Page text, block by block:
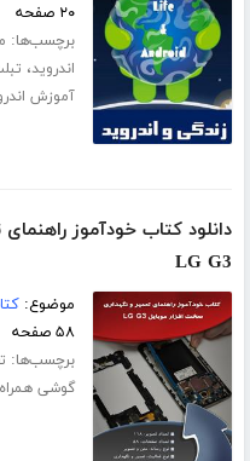
۲۰ صفحه
برچسب‌ها:
اندروید،
آموزش
دانلود کتاب خودآموز
LG G3
موضوع:
۵۸ صفحه
برچسب‌ها:
گوشی همراه